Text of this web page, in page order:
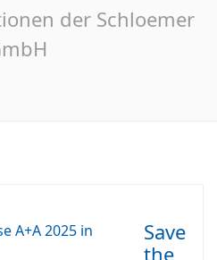
der Schloemer
Save
the